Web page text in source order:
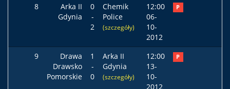
8
Arka II
Gdynia
0
-
2
Chemik
Police
(szczegóły)
12:00
06-
10-
2012
P
9
Drawa
Drawsko
Pomorskie
1
-
0
Arka II
Gdynia
(szczegóły)
12:00
13-
10-
2012
P